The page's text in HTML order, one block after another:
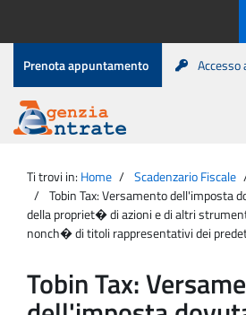
contenuto
Menu
di
servizio
Prenota appuntamento Accesso
Agenzia
Entrate
principale
Ti trovi in: Home Scadenzario Fiscale
Tobin Tax: Versamento dell'imposta
della propriet� di azioni e di altri
nonch� di titoli rappresentativi dei
Tobin Tax: